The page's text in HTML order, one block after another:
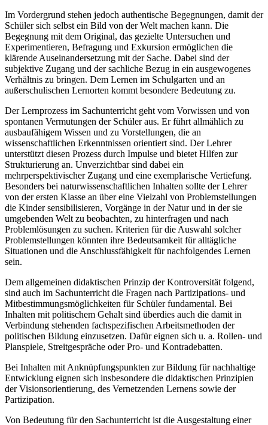
Im Vordergrund stehen jedoch authentische Begegnungen, damit der
Schüler sich selbst ein Bild von der Welt machen kann. Die
Begegnung mit dem Original, das gezielte Untersuchen und
Experimentieren, Befragung und Exkursion ermöglichen die
klärende Auseinandersetzung mit der Sache. Dabei sind der
subjektive Zugang und der sachliche Bezug in ein ausgewogenes
Verhältnis zu bringen. Dem Lernen im Schulgarten und an
außerschulischen Lernorten kommt besondere Bedeutung zu.
Der Lernprozess im Sachunterricht geht vom Vorwissen und von
spontanen Vermutungen der Schüler aus. Er führt allmählich zu
ausbaufähigem Wissen und zu Vorstellungen, die an
wissenschaftlichen Erkenntnissen orientiert sind. Der Lehrer
unterstützt diesen Prozess durch Impulse und bietet Hilfen zur
Strukturierung an. Unverzichtbar sind dabei ein
mehrperspektivischer Zugang und eine exemplarische Vertiefung.
Besonders bei naturwissenschaftlichen Inhalten sollte der Lehrer
von der ersten Klasse an über eine Vielzahl von Problemstellungen
die Kinder sensibilisieren, Vorgänge in der Natur und in der sie
umgebenden Welt zu beobachten, zu hinterfragen und nach
Problemlösungen zu suchen. Kriterien für die Auswahl solcher
Problemstellungen könnten ihre Bedeutsamkeit für alltägliche
Situationen und die Anschlussfähigkeit für nachfolgendes Lernen
sein.
Dem allgemeinen didaktischen Prinzip der Kontroversität folgend,
sind auch im Sachunterricht die Fragen nach Partizipations- und
Mitbestimmungsmöglichkeiten für Schüler fundamental. Bei
Inhalten mit politischem Gehalt sind überdies auch die damit in
Verbindung stehenden fachspezifischen Arbeitsmethoden der
politischen Bildung einzusetzen. Dafür eignen sich u. a. Rollen- und
Planspiele, Streitgespräche oder Pro- und Kontradebatten.
Bei Inhalten mit Anknüpfungspunkten zur Bildung für nachhaltige
Entwicklung eignen sich insbesondere die didaktischen Prinzipien
der Visionsorientierung, des Vernetzenden Lernens sowie der
Partizipation.
Von Bedeutung für den Sachunterricht ist die Ausgestaltung einer